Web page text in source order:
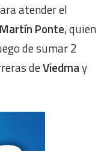
atender el
Martín Ponte, quien
de sumar 2
deViedmay